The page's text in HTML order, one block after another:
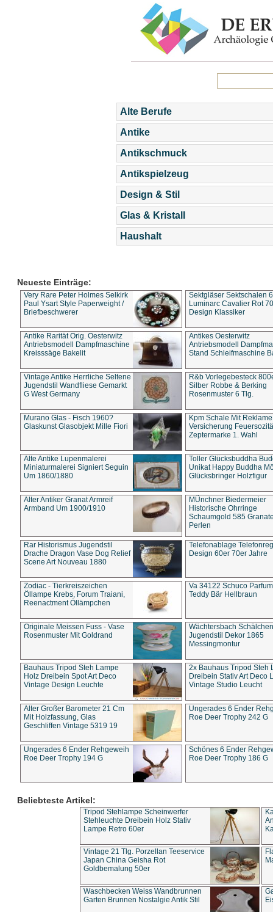
Alte Berufe
Antike
Antikschmuck
Antikspielzeug
Design & Stil
Glas & Kristall
Haushalt
Neueste Einträge:
Very Rare Peter Holmes Selkirk
Paul Ysart Style Paperweight /
Briefbeschwerer
Sektgläser Sektschalen
Luminarc Cavalier Rot
Design Klassiker
Antike Rarität Orig. Oesterwitz
Antriebsmodell Dampfmaschine
Kreisssäge Bakelit
Antikes Oesterwitz
Antriebsmodell
Stand Schleifmaschine
Vintage Antike Herrliche Seltene
Jugendstil Wandfliese Gemarkt
G West Germany
R&b Vorlegebesteck
Silber Robbe & Berking
Rosenmuster 6 Tlg.
Murano Glas - Fisch 1960?
Glaskunst Glasobjekt Mille Fiori
Kpm Schale Mit Reklame
Versicherung
Zeptermarke 1. Wahl
Alte Antike Lupenmalerei
Miniaturmalerei Signiert Seguin
Um 1860/1880
Toller Glücksbuddha
Unikat Happy Buddha
Glücksbringer Holzfigur
Alter Antiker Granat Armreif
Armband Um 1900/1910
MÜnchner Biedermeier
Historische Ohrringe
Schaumgold 585
Perlen
Rar Historismus Jugendstil
Drache Dragon Vase Dog Relief
Scene Art Nouveau 1880
Telefonablage
Design 60er 70er Jahre
Zodiac - Tierkreiszeichen
Öllampe Krebs, Forum Traiani,
Reenactment Öllämpchen
Va 34122 Schuco
Teddy Bär Hellbraun
Originale Meissen Fuss - Vase
Rosenmuster Mit Goldrand
Wächtersbach Schälchen
Jugendstil Dekor 1865
Messingmontur
Bauhaus Tripod Steh Lampe
Holz Dreibein Spot Art Deco
Vintage Design Leuchte
2x Bauhaus Tripod Steh
Dreibein Stativ Art Deco
Vintage Studio Leucht
Alter Großer Barometer 21 Cm
Mit Holzfassung, Glas
Geschliffen Vintage 5319 19
Ungerades 6 Ender
Roe Deer Trophy 242 G
Ungerades 6 Ender Rehgeweih
Roe Deer Trophy 194 G
Schönes 6 Ender
Roe Deer Trophy 186 G
Beliebteste Artikel:
Tripod Stehlampe Scheinwerfer
Stehleuchte Dreibein Holz Stativ
Lampe Retro 60er
Vintage 21 Tlg. Porzellan Teeservice
Japan China Geisha Rot
Goldbemalung 50er
Waschbecken Weiss Wandbrunnen
Garten Brunnen Nostalgie Antik Stil